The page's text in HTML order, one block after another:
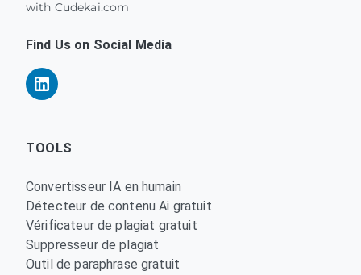
with Cudekai.com
Find Us on Social Media
TOOLS
Convertisseur IA en humain
Détecteur de contenu Ai gratuit
Vérificateur de plagiat gratuit
Suppresseur de plagiat
Outil de paraphrase gratuit